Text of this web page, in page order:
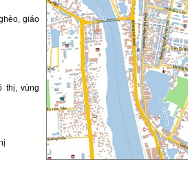
giáo
thị, vùng